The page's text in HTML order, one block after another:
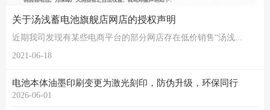
关于汤浅蓄电池旗舰店网店的授权声明
近期我司发现有某些电商平台的部分网店存在低价销售“汤浅...
2021-06-18
电池本体油墨印刷变更为激光刻印，防伪升级，环保同行
2026-06-01